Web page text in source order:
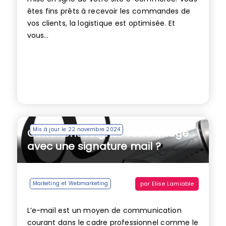
êtes fins prêts à recevoir les commandes de
vos clients, la logistique est optimisée. Et
vous...
Mis à jour le 22 novembre 2024
Comment soigner votre image
avec une signature mail ?
Marketing et Webmarketing par Elise Lamiable
L’e-mail est un moyen de communication
courant dans le cadre professionnel comme le